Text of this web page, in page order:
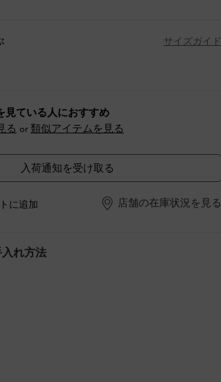
サイズガイド
見ている人におすすめ
る or 類似アイテムを見る
入荷通知を受け取る
に追加 店舗の在庫状況を見る
れ方法